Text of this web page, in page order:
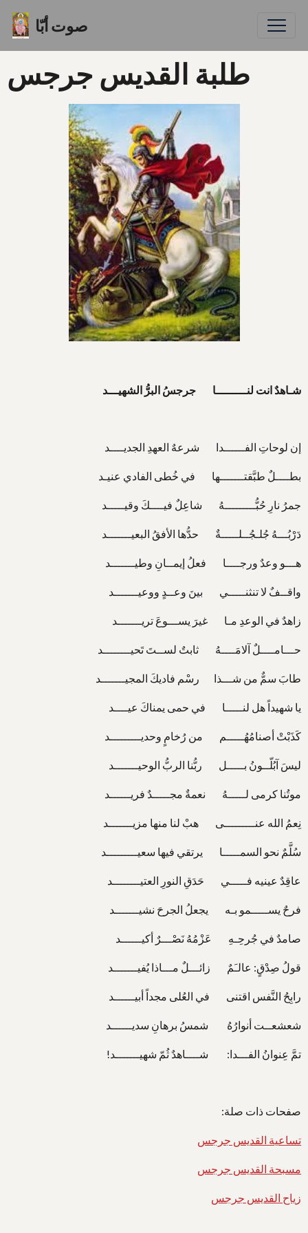
صوت أبّا
طلبة القديس جرجس
شـاهدٌ انت لنـــــــــا جرجسُ البرُّ الشهيـــد
إن لوحاتِ الفــــــدا شرعهٌ العهدِ الجديــــد
بطــــلٌ طبَّقتـــــــها في خُطى الفادي عنيـد
جمرُ نارِ حُبُّـــــــــهُ شاعِلٌ فيــــكَ وقيـــــد
دَرْبُـــهُ جُلـجُــلـــــةٌ حدُّها الأفقُ البعيـــــــد
هـــو وعدٌ ورجــــا فعلُ إيمــانِ وطيـــــــد
واقــفٌ لا تنثنـــــي بينَ وعــدٍ ووعيـــــــد
زاهدٌ في الوعدِ مـا غيرَ يســـوعَ تريـــــــد
حـــامــــلٌ آلامَــــهُ ثابتٌ لســتَ تَحيــــــــد
طابَ سمٌّ من شـــذا رسْم فاديكَ المجيـــــــد
يا شهيداً هل لنـــــا في حمى يمناكَ عيــــد
كَذَبْتْ أصنامُهُـــــم من رُخامٍ وحديـــــــــد
ليسَ آبُلّــونُ بـــــل ربُّنا الربُّ الوحيـــــــد
موتُنا كرمى لـــــهُ نعمةٌ مجـــــدٌ فريــــــد
نِعمُ الله عنـــــــــى هبْ لنا منها مزيـــــــد
سُلَّمٌ نحو السمـــــا يرتقي فيها سعيـــــــــد
عاقِدٌ عينيه فـــــي حَدَقِ النورِ العتيــــــــد
فرحٌ يســـــمو بـه يجعلُ الجرحَ نشيـــــــد
صامدٌ في جُرحِـهِ عَزْمُهُ نَصْـــرٌ أكيــــــد
قولُ صِدْقٍ: عالـَمٌ زائـــلٌ مـــاذا يُفيـــــــد
رابِحُ النَّفس اقتنى في العُلى مجداً أبيــــــد
شعشعــت أنوارُهُ شمسُ برهانِ سديــــــد
تمَّ عِنوانُ الفـــدا: شــــاهدٌ ثُمّ شهيـــــــد!
صفحات ذات صلة:
تساعية القديس جرجس
مسبحة القديس جرجس
زياح القديس جرجس